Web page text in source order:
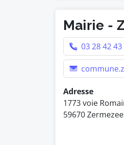
Mairie -
03 28 42 43
Adresse
1773 voie
59670